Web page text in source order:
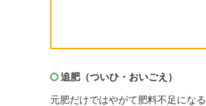
追肥（ついひ・おいごえ）
元肥だけではやがて肥料不足にな